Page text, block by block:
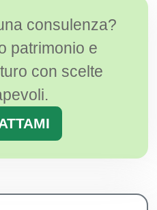
consulenza?
patrimonio e
con scelte